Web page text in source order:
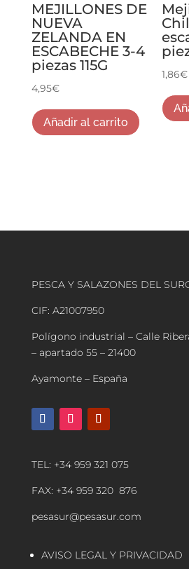
MEJILLONES DE
NUEVA
ZELANDA EN
ESCABECHE 3-4
piezas 115G
4,95€
Añadir al carrito
1,86€
PESCA Y SALAZONES DEL
CIF: A21007950
Polígono industrial – Calle
– apartado 55 – 21400
Ayamonte – España
TEL: +34 959 321 075
FAX: +34 959 320 876
pesasur@pesasur.com
AVISO LEGAL Y PRIVACIDAD